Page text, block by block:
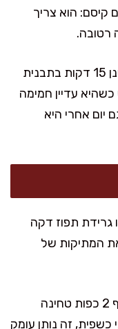
בודקים עם קיסם: הוא צריך
רטובה.
נותנים לעוגה להצטנן 15 דקות בתבנית
עדיין חמימה
יום אחרי היא
תפוז דקה
המתיקות של
לגרסה עוד יותר עשירה, אפשר להוסיף 2 כפות טחינה
כשפית, זה נותן עומק